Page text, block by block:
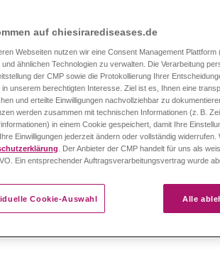
auf chiesirarediseases.de
Webseiten nutzen wir eine Consent Management
ähnlichen Technologien zu verwalten. Die Verarbeitung
der CMP sowie die Protokollierung Ihrer
in unserem berechtigten Interesse. Ziel ist es, Ihnen eine
und erteilte Einwilligungen nachvollziehbar zu
werden zusammen mit technischen Informationen (z. B.
in einem Cookie gespeichert, damit Ihre
Einwilligungen jederzeit ändern oder vollständig
. Der Anbieter der CMP handelt für uns als
Ein entsprechender Auftragsverarbeitungsvertrag wurde
Alle
Cookie-Auswahl